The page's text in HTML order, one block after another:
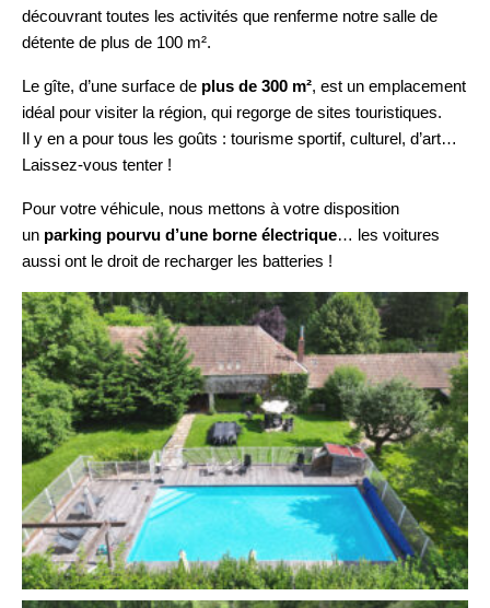
découvrant toutes les activités que renferme notre salle de
détente de plus de 100 m².
Le gîte, d’une surface de plus de 300 m², est un emplacement
idéal pour visiter la région, qui regorge de sites touristiques.
Il y en a pour tous les goûts : tourisme sportif, culturel, d’art…
Laissez-vous tenter !
Pour votre véhicule, nous mettons à votre disposition
un parking pourvu d’une borne électrique… les voitures
aussi ont le droit de recharger les batteries !